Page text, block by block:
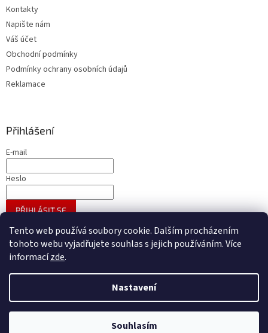
Tento web používá soubory cookie. Dalším procházením
tohoto webu vyjadřujete souhlas s jejich používáním. Více
informacízde.
Nastavení
Souhlasím
Kontakty
Napište nám
Váš účet
Obchodní podmínky
Podmínky ochrany osobních údajů
Reklamace
Přihlášení
E-mail
Heslo
PŘIHLÁSIT SE
Nová registraceZapomenuté heslo
Copyright 2026A - GROSS velkoobchod galanterie. Všechna
práva vyhrazena.